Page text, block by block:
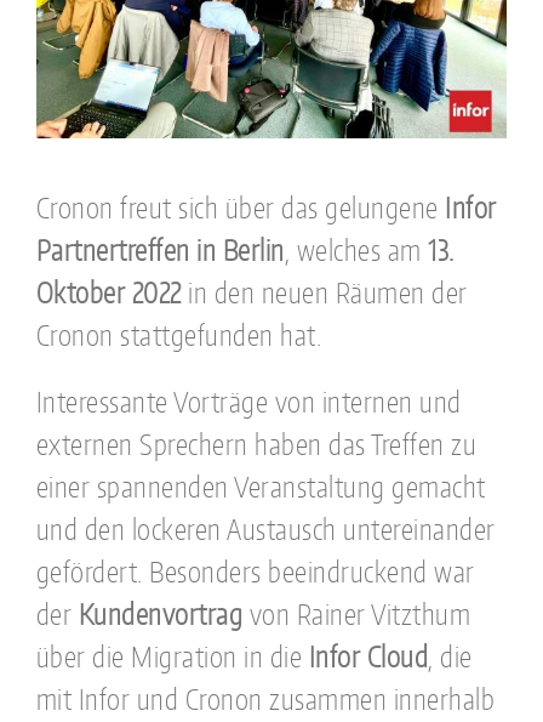
Cronon freut sich über das gelungene Infor
Partnertreffen in Berlin, welches am13.
Oktober 2022in den neuen Räumen der
Cronon stattgefunden hat.
Interessante Vorträge von internen und
externen Sprechern haben das Treffen zu
einer spannenden Veranstaltung gemacht
und den lockeren Austausch untereinander
gefördert. Besonders beeindruckend war
der Kundenvortrag von Rainer Vitzthum
über die Migration in die Infor Cloud, die
mit Infor und Cronon zusammen innerhalb